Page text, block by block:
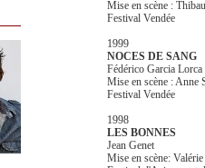
Mise en scène :
Festival Vendée
1999
NOCES DE SANG
Fédérico Garcia Lorca
Mise en scène : Anne
Festival Vendée
1998
LES BONNES
Jean Genet
Mise en scène: